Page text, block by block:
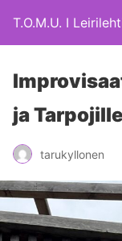
T.O.M.U. I
ja
tarukyllonen